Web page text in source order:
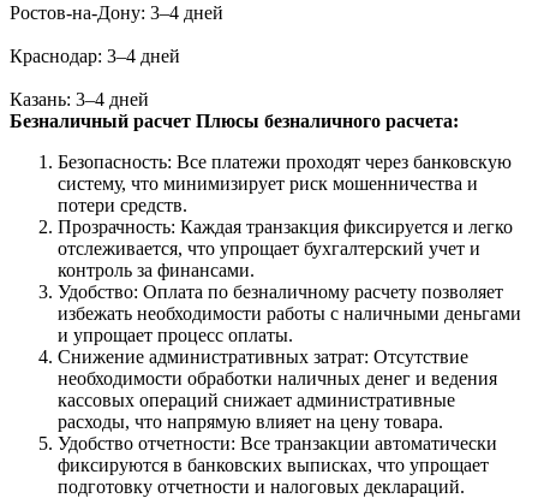
Ростов-на-Дону: 3–4 дней
Краснодар: 3–4 дней
Казань: 3–4 дней
Безналичный расчет Плюсы безналичного расчета:
Безопасность: Все платежи проходят через банковскую
систему, что минимизирует риск мошенничества и
потери средств.
Прозрачность: Каждая транзакция фиксируется и легко
отслеживается, что упрощает бухгалтерский учет и
контроль за финансами.
Удобство: Оплата по безналичному расчету позволяет
избежать необходимости работы с наличными деньгами
и упрощает процесс оплаты.
Снижение административных затрат: Отсутствие
необходимости обработки наличных денег и ведения
кассовых операций снижает административные
расходы, что напрямую влияет на цену товара.
Удобство отчетности: Все транзакции автоматически
фиксируются в банковских выписках, что упрощает
подготовку отчетности и налоговых деклараций.